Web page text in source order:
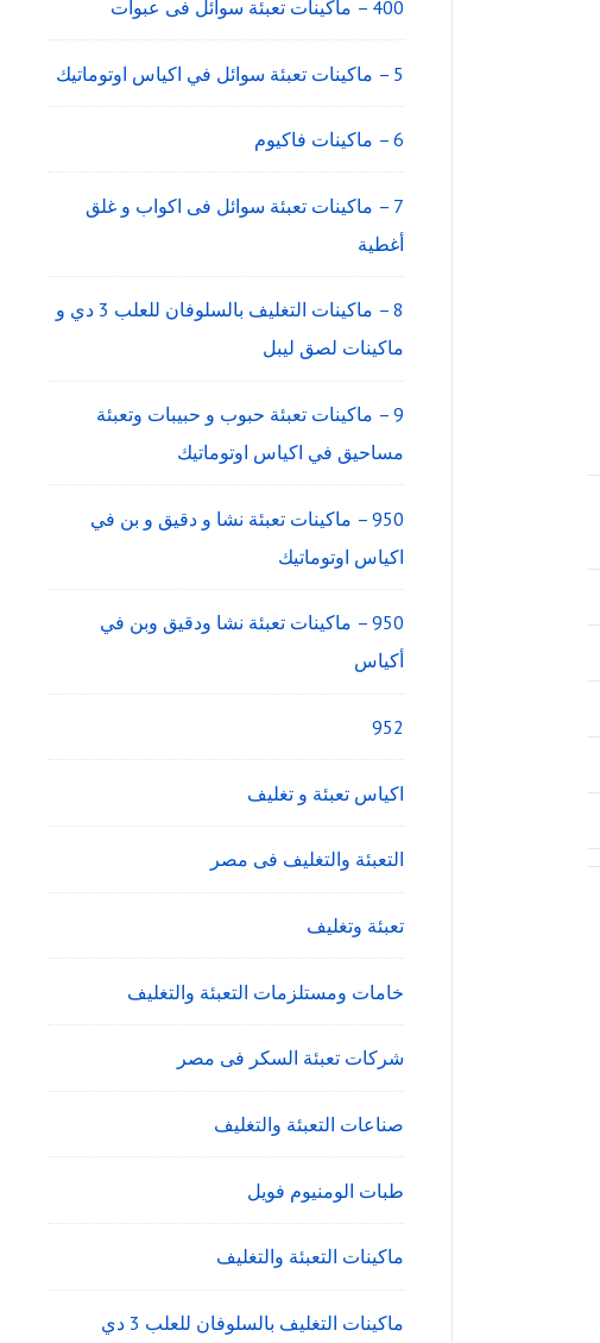
400 – ماكينات تعبئة سوائل فى عبوات
5 – ماكينات تعبئة سوائل في اكياس اوتوماتيك
6 – ماكينات فاكيوم
7 – ماكينات تعبئة سوائل فى اكواب و غلق
أغطية
8 – ماكينات التغليف بالسلوفان للعلب 3 دي و
ماكينات لصق ليبل
9 – ماكينات تعبئة حبوب و حبيبات وتعبئة
مساحيق في اكياس اوتوماتيك
950 – ماكينات تعبئة نشا و دقيق و بن في
اكياس اوتوماتيك
950 – ماكينات تعبئة نشا ودقيق وبن في
أكياس
952
اكياس تعبئة و تغليف
التعبئة والتغليف فى مصر
تعبئة وتغليف
خامات ومستلزمات التعبئة والتغليف
شركات تعبئة السكر فى مصر
صناعات التعبئة والتغليف
طبات الومنيوم فويل
ماكينات التعبئة والتغليف
ماكينات التغليف بالسلوفان للعلب 3 دي